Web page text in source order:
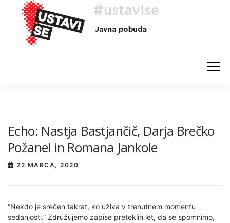
Preskoči
vsebino
Meni
Echo: Nastja Bastjančič, Darja Brečko
Požanel in Romana Jankole
22 MARCA, 2020
“Nekdo je srečen takrat, ko uživa v trenutnem momentu
sedanjosti.” Združujemo zapise preteklih let, da se spomnimo,